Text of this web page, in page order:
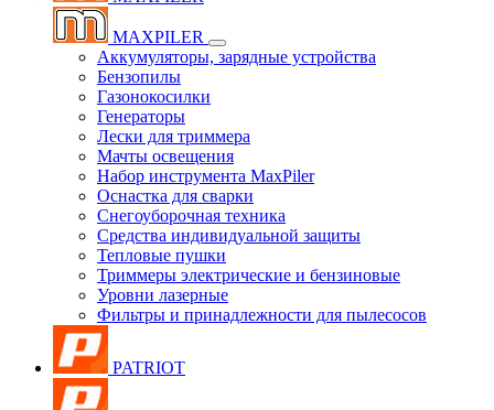
MAXPILER
Аккумуляторы, зарядные устройства
Бензопилы
Газонокосилки
Генераторы
Лески для триммера
Мачты освещения
Набор инструмента MaxPiler
Оснастка для сварки
Снегоуборочная техника
Средства индивидуальной защиты
Тепловые пушки
Триммеры электрические и бензиновые
Уровни лазерные
Фильтры и принадлежности для пылесосов
PATRIOT